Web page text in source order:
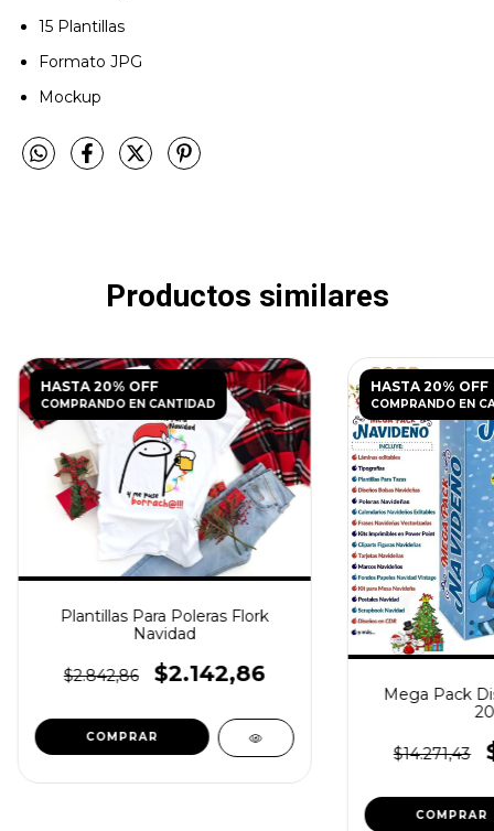
15 Plantillas
Formato JPG
Mockup
Productos similares
HASTA 20% OFF
COMPRANDO EN CANTIDAD
Plantillas Para Poleras Flork
Navidad
$2.842,86 $2.142,86
HASTA 20% OFF
COMPRANDO EN
Mega Pack
$14.271,43